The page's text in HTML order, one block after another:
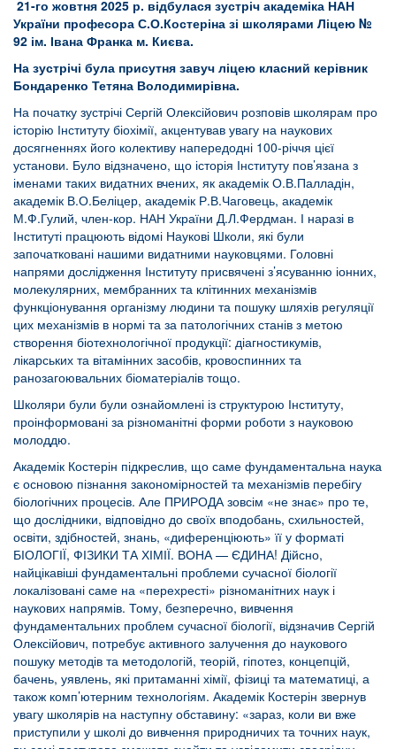
21-го жовтня 2025 р. відбулася зустріч академіка НАН
України професора С.О.Костеріна зі школярами Ліцею №
92 ім. Івана Франка м. Києва.
На зустрічі була присутня завуч ліцею класний керівник
Бондаренко Тетяна Володимирівна.
На початку зустрічі Сергій Олексійович розповів школярам про
історію Інституту біохімії, акцентував увагу на наукових
досягненнях його колективу напередодні 100-річчя цієї
установи. Було відзначено, що історія Інституту пов’язана з
іменами таких видатних вчених, як академік О.В.Палладін,
академік В.О.Беліцер, академік Р.В.Чаговець, академік
М.Ф.Гулий, член-кор. НАН України Д.Л.Фердман. І наразі в
Інституті працюють відомі Наукові Школи, які були
започатковані нашими видатними науковцями. Головні
напрями дослідження Інституту присвячені з’ясуванню іонних,
молекулярних, мембранних та клітинних механізмів
функціонування організму людини та пошуку шляхів регуляції
цих механізмів в нормі та за патологічних станів з метою
створення біотехнологічної продукції: діагностикумів,
лікарських та вітамінних засобів, кровоспинних та
ранозагоювальних біоматеріалів тощо.
Школяри були були ознайомлені із структурою Інституту,
проінформовані за різноманітні форми роботи з науковою
молоддю.
Академік Костерін підкреслив, що саме фундаментальна наука
є основою пізнання закономірностей та механізмів перебігу
біологічних процесів. Але ПРИРОДА зовсім «не знає» про те,
що дослідники, відповідно до своїх вподобань, схильностей,
освіти, здібностей, знань, «диференціюють» її у форматі
БІОЛОГІЇ, ФІЗИКИ ТА ХІМІЇ. ВОНА — ЄДИНА! Дійсно,
найцікавіші фундаментальні проблеми сучасної біології
локалізовані саме на «перехресті» різноманітних наук і
наукових напрямів. Тому, безперечно, вивчення
фундаментальних проблем сучасної біології, відзначив Сергій
Олексійович, потребує активного залучення до наукового
пошуку методів та методологій, теорій, гіпотез, концепцій,
бачень, уявлень, які притаманні хімії, фізиці та математиці, а
також комп’ютерним технологіям. Академік Костерін звернув
увагу школярів на наступну обставину: «зараз, коли ви вже
приступили у школі до вивчення природничих та точних наук,